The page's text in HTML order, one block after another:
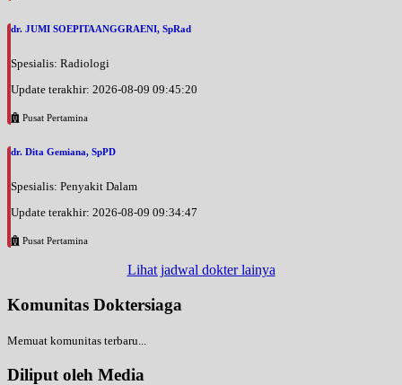
dr. JUMI SOEPITAANGGRAENI, SpRad
Spesialis: Radiologi
Update terakhir: 2026-08-09 09:45:20
Pusat Pertamina
dr. Dita Gemiana, SpPD
Spesialis: Penyakit Dalam
Update terakhir: 2026-08-09 09:34:47
Pusat Pertamina
Lihat jadwal dokter lainya
Komunitas Doktersiaga
Memuat komunitas terbaru...
Diliput oleh Media